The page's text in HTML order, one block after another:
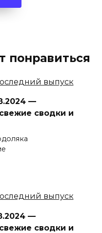
понравиться
—
сводки и
—
сводки и